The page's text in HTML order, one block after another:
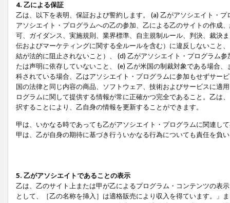
4. 乙による保証
乙は、以下を表明、保証および誓約します。 (a) 乙がアソシエイト・
アソシエイト・プログラムへの乙の参加、乙による乙のサイトの作成
可、ガイダンス、実施規則、業界標準、自主規制ルール、判決、裁決
伝およびマーケティングに関する全ルールを含む）に違反しないこと
結が法的に阻止されないこと）、 (d) 乙がアソシエイト・プログラム
たは声明に依存していないこと、 (e) 乙が米国の制裁対象である場合
科されている場合、乙はアソシエイト・プログラムに参加もせずサー
国の法律と同じ内容の商品、ソフトウェア、技術およびサービスに適
ログラムに関して提供する情報が常に正確かつ完全であること。乙は
択することにより、乙自身の情報を更新することができます。
甲は、いかなる時であっても乙がアソシエイト・プログラムに関連し
甲は、乙が自身の期待に基づき行ういかなる行為についても責任を負
5. 乙がアソシエイトであることの表示
乙は、乙のサイト上または甲が乙によるプログラム・コンテンツの表
として、［乙の名称を挿入］は適格販売により収入を得ています。」